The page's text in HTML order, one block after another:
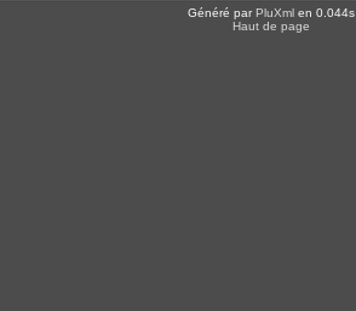
Généré parPluXml en 0.044s
Haut de page